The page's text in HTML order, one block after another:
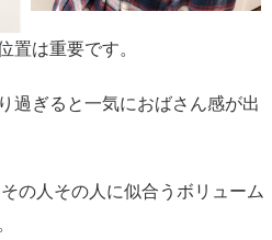
置は重要です。
過ぎると一気におばさん感が出
の人その人に似合うボリューム